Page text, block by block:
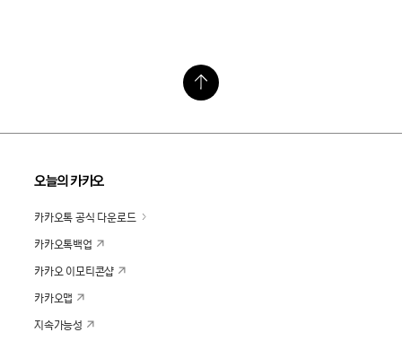
오늘의 카카오
카카오톡 공식 다운로드
카카오톡백업
카카오 이모티콘샵
카카오맵
지속가능성